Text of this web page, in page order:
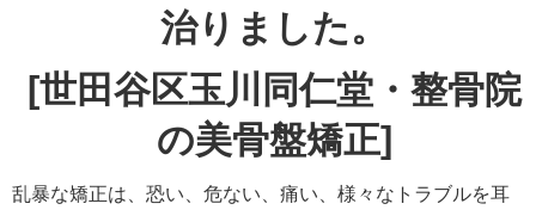
治りました。
[世田谷区玉川同仁堂・整骨院
の美骨盤矯正]
乱暴な矯正は、恐い、危ない、痛い、様々なトラブルを耳